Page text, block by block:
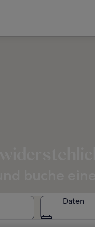
Daten